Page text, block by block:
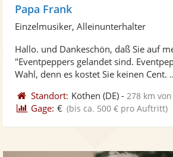
Papa Frank
Einzelmusiker, Alleinunterhalter
Hallo. und Dankeschön, daß Sie auf
"Eventpeppers gelandet sind.
Wahl, denn es kostet Sie keinen Cent.
Standort: Köthen (DE) - 278 km
Gage: € (bis ca. 500 € pro Auftritt)